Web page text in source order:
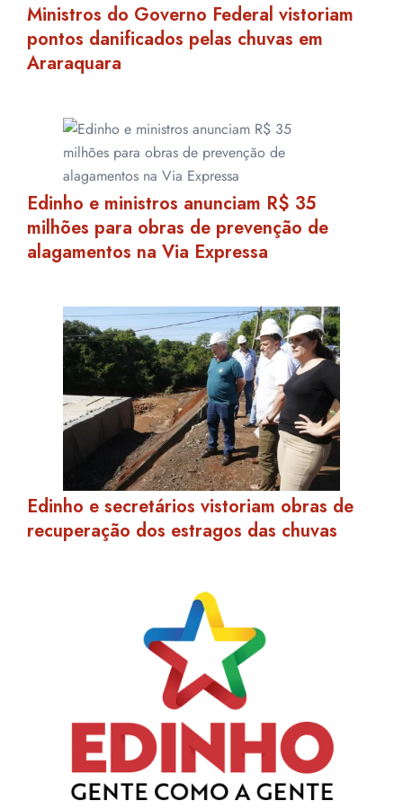
Ministros do Governo Federal vistoriam
pontos danificados pelas chuvas em
Araraquara
Edinho e ministros anunciam R$ 35
milhões para obras de prevenção de
alagamentos na Via Expressa
Edinho e secretários vistoriam obras de
recuperação dos estragos das chuvas